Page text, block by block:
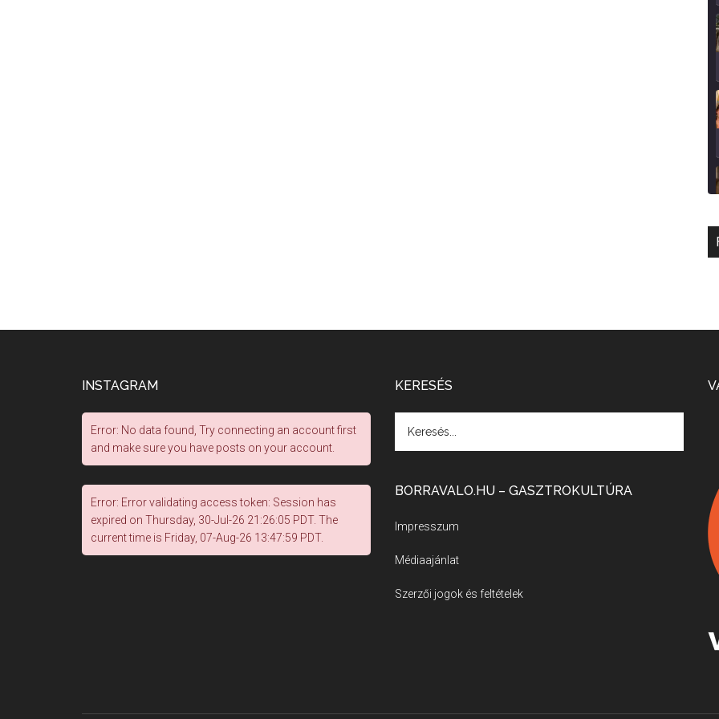
INSTAGRAM
Error: No data found, Try connecting an account first
and make sure you have posts on your account.
Error: Error validating access token: Session has
expired on Thursday, 30-Jul-26 21:26:05 PDT. The
current time is Friday, 07-Aug-26 13:47:59 PDT.
KERESÉS
BORRAVALO.HU – GASZTROKULTÚRA
Impresszum
Médiaajánlat
Szerzői jogok és feltételek